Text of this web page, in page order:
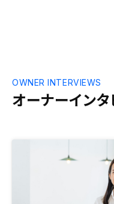
オーナーインタ
OWNER INTERVIEWS